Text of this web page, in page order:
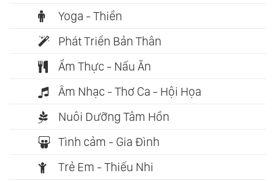
Yoga - Thiền
Phát Triển Bản Thân
Ẩm Thực - Nấu Ăn
Âm Nhạc - Thơ Ca - Hội Họa
Nuôi Dưỡng Tâm Hồn
Tình cảm - Gia Đình
Trẻ Em - Thiếu Nhi